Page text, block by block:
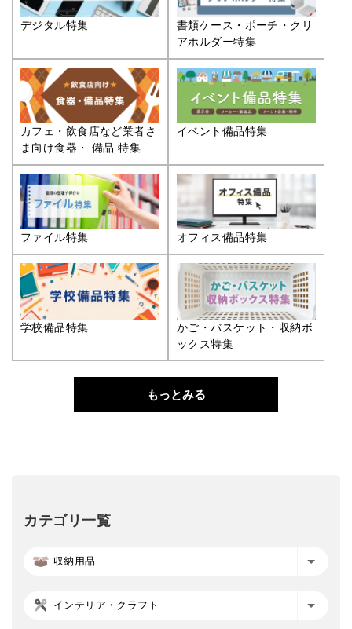
デジタル特集
書類ケース・ポーチ・クリ
アホルダー特集
カフェ・飲食店など業者さ
ま向け食器・ 備品 特集
イベント備品特集
ファイル特集 オフィス備品特集
学校備品特集
かご・バスケット・収納ボ
ックス特集
もっとみる
カテゴリ一覧
収納用品
インテリア・クラフト